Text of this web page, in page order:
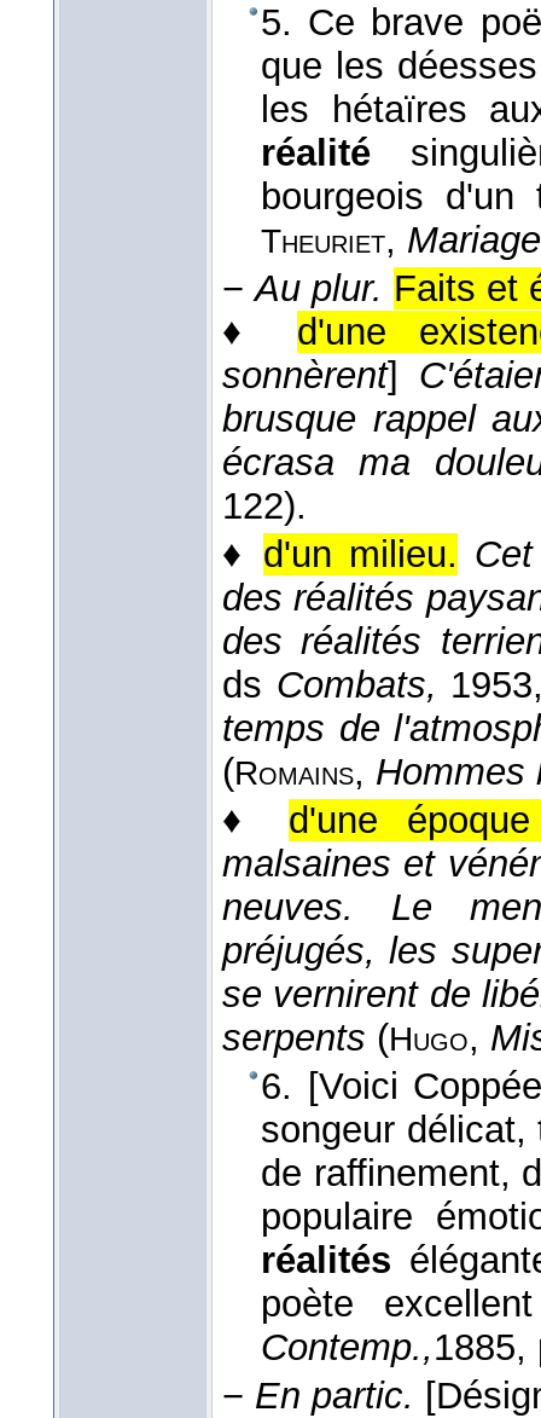
5. Ce brave
que les
les hétaïres
réalité
bourgeois
Theuriet,
−Au plur. Faits et
♦ d'une
sonnèrent]
brusque rappel
écrasa ma
122).
♦ d'un milieu.
des réalités
des réalités
ds Combats, 1953
temps de
(Romains, Hommes
♦ d'une
malsaines et
neuves. Le
préjugés, les
se vernirent de
serpents (Hugo,
6. [Voici
songeur
de raffinement,
populaire
réalités
poète
Contemp.,1885,
− En partic.